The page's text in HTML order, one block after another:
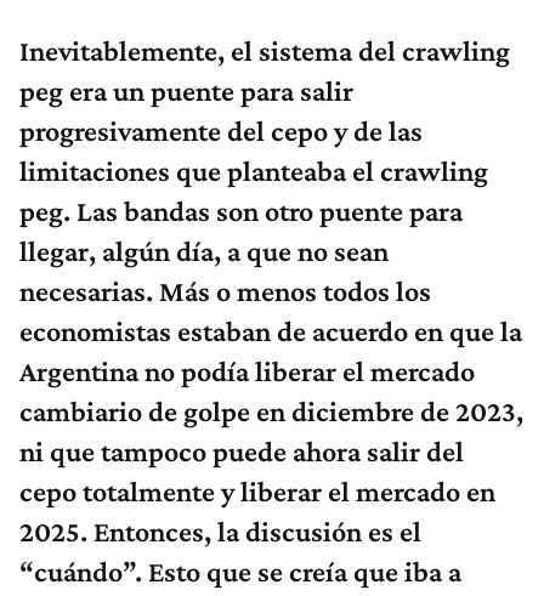
Inevitablemente, el sistema del crawling
peg era un puente para salir
progresivamente del cepo y de las
limitaciones que planteaba el crawling
peg. Las bandas son otro puente para
llegar, algún día, a que no sean
necesarias. Más o menos todos los
economistas estaban de acuerdo en que la
Argentina no podía liberar el mercado
cambiario de golpe en diciembre de 2023,
ni que tampoco puede ahora salir del
cepo totalmente y liberar el mercado en
2025. Entonces, la discusión es el
“cuándo”. Esto que se creía que iba a